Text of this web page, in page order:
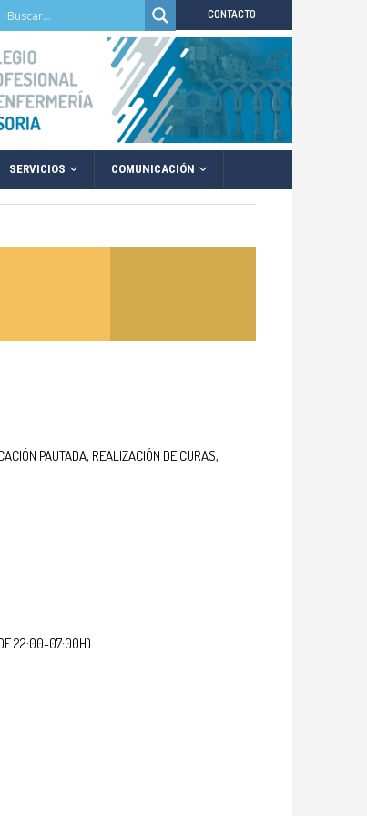
CONTACTO
SERVICIOS COMUNICACIÓN
PAUTADA, REALIZACIÓN DE CURAS,
22:00-07:00H).